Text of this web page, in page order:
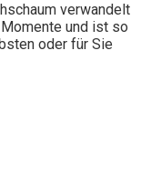
verwandelt
und ist so
oder für Sie